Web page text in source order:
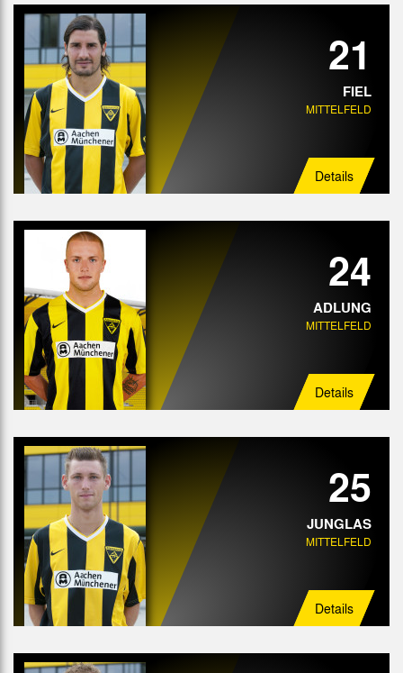
21
FIEL
MITTELFELD
Details
24
ADLUNG
MITTELFELD
Details
25
JUNGLAS
MITTELFELD
Details